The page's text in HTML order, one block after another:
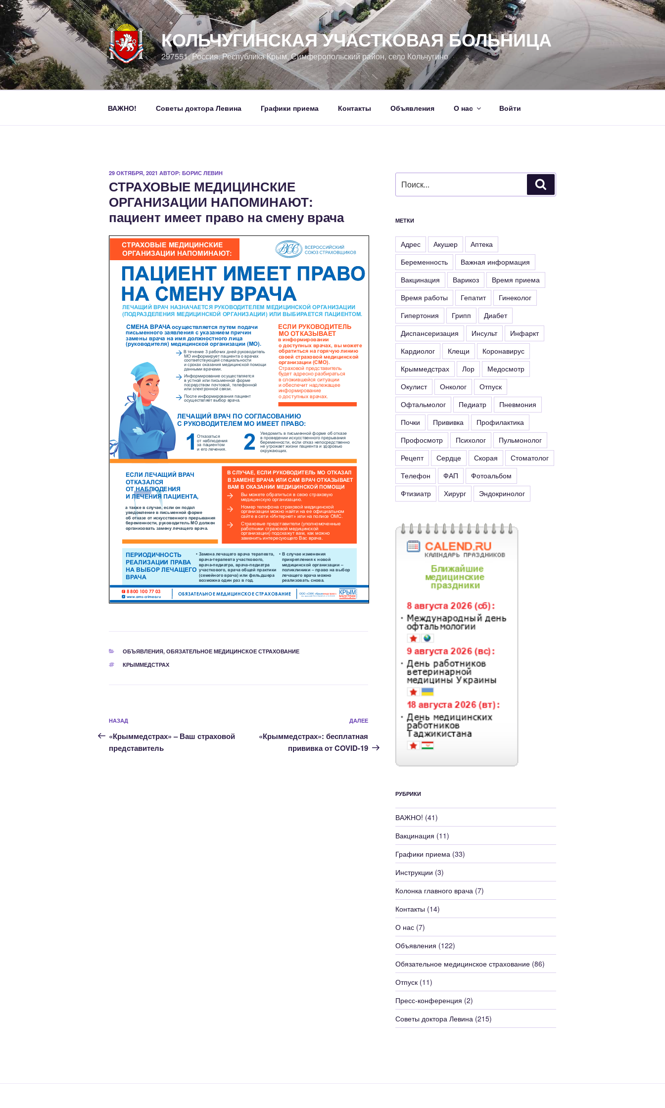
Перейти
содержимому
КОЛЬЧУГИНСКАЯ УЧАСТКОВАЯ БОЛЬНИЦА
297551, Россия, Республика Крым, Симферопольский район, село Кольчугино
ВАЖНО! Советы доктора Левина Графики приема Контакты Объявления О нас Войти
ОПУБЛИКОВАНО
29 ОКТЯБРЯ, 2021 АВТОР: БОРИС ЛЕВИН
СТРАХОВЫЕ МЕДИЦИНСКИЕ
ОРГАНИЗАЦИИ НАПОМИНАЮТ:
пациент имеет право на смену врача
РУБРИКИ
ОБЪЯВЛЕНИЯ, ОБЯЗАТЕЛЬНОЕ МЕДИЦИНСКОЕ СТРАХОВАНИЕ
МЕТКИ
КРЫММЕДСТРАХ
Навигация
по
записям
Предыдущая
запись:
НАЗАД
«Крыммедстрах» – Ваш страховой
представитель
Следующая
ДАЛЕЕ
«Крыммедстрах»: бесплатная
прививка от COVID-19
МЕТКИ
Адрес Акушер
Аптека
Беременность
Важная информация
Вакцинация
Варикоз
Время приема
Время работы
Гепатит
Гинеколог
Гипертония
Грипп
Диабет
Диспансеризация
Инсульт
Инфаркт
Кардиолог
Клещи
Коронавирус
Крыммедстрах
Лор
Медосмотр
Окулист
Онколог
Отпуск
Офтальмолог
Педиатр
Пневмония
Почки
Прививка
Профилактика
Профосмотр
Психолог
Пульмонолог
Рецепт
Сердце Скорая
Стоматолог
Телефон
ФАП
Фотоальбом
Фтизиатр
Хирург Эндокринолог
РУБРИКИ
ВАЖНО! (41)
Вакцинация (11)
Графики приема(33)
Инструкции (3)
Колонка главного врача(7)
Контакты (14)
О нас(7)
Объявления (122)
Обязательное медицинское страхование(86)
Отпуск(11)
Пресс-конференция (2)
Советы доктора Левина(215)